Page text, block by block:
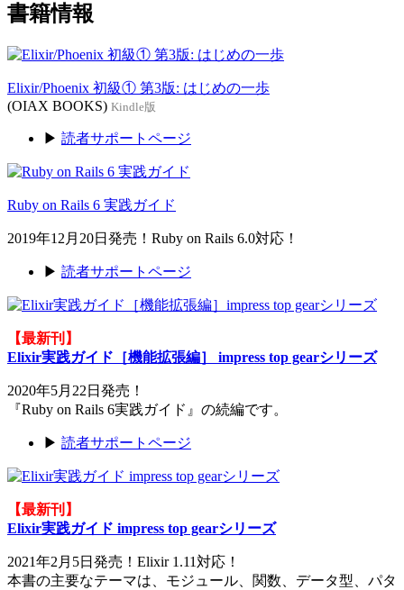
書籍情報
Elixir/Phoenix 初級① 第3版: はじめの一歩
(OIAX BOOKS) Kindle版
▶ 読者サポートページ
Ruby on Rails 6 実践ガイド
2019年12月20日発売！Ruby on Rails 6.0対応！
▶ 読者サポートページ
【最新刊】
Elixir実践ガイド［機能拡張編］ impress top gearシリーズ
2020年5月22日発売！
『Ruby on Rails 6実践ガイド』の続編です。
▶ 読者サポートページ
【最新刊】
Elixir実践ガイド impress top gearシリーズ
2021年2月5日発売！Elixir 1.11対応！
本書の主要なテーマは、モジュール、関数、データ型、パタ